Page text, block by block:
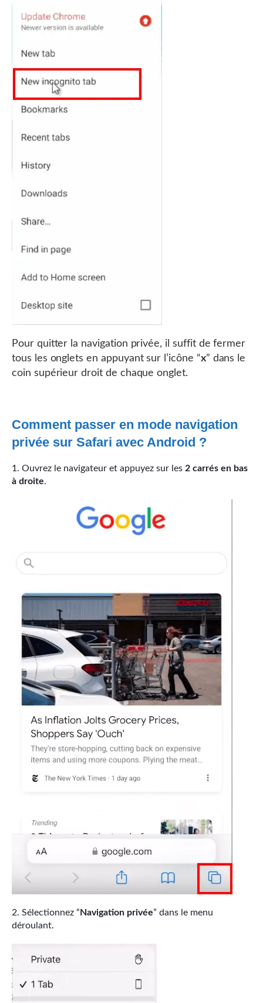
Pour quitter la navigation privée, il suffit de fermer
tous les onglets en appuyant sur l’icône “x” dans le
coin supérieur droit de chaque onglet.
Comment passer en mode navigation
privée sur Safari avec Android ?
Ouvrez le navigateur et appuyez sur les 2 carrés en bas
à droite.
Sélectionnez “ Navigation privée” dans le menu
déroulant.